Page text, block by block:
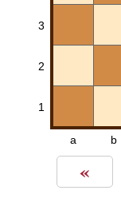
3
2
1
a b
«